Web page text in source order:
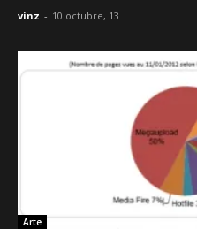
vinz - 10 octubre, 13
Arte